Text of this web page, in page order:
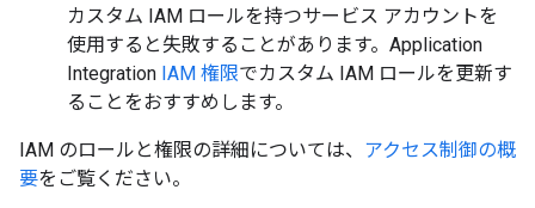
カスタム IAM ロールを持つサービス アカウントを
使用すると失敗することがあります。Application
Integration IAM 権限でカスタム IAM ロールを更新す
ることをおすすめします。
IAM のロールと権限の詳細については、 アクセス制御の概
要をご覧ください。